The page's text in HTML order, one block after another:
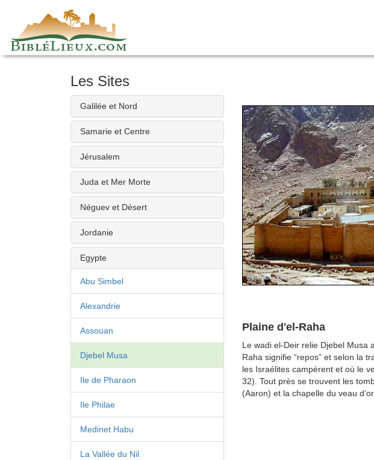
content
Les Sites
Galilée et Nord
Samarie et Centre
Jérusalem
Juda et Mer Morte
Néguev et Désert
Jordanie
Egypte
Abu Simbel
Alexandrie
Assouan
Djebel Musa
Ile de Pharaon
Ile Philae
Medinet Habu
La Vallée du Nil
Plaine d'el-Raha
Le wadi el-Deir relie Djebel Musa
Raha signifie “repos” et selon la
les Israélites campèrent et où le
32). Tout près se trouvent les
(Aaron) et la chapelle du veau d’or.